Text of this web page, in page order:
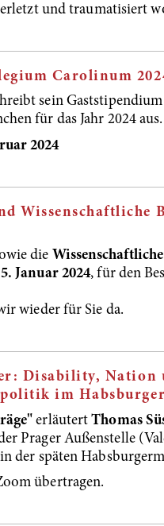
und traumatisiert
Carolinum
sein
für das Jahr 2024 aus.
2024
Wissenschaftliche
die
Januar 2024, für den
wieder für Sie da.
Disability, Nation
im
erläutertThomas
Prager Außenstelle
der späten
übertragen.